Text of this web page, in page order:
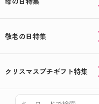
敬老の日特集
クリスマスプチギフト特集